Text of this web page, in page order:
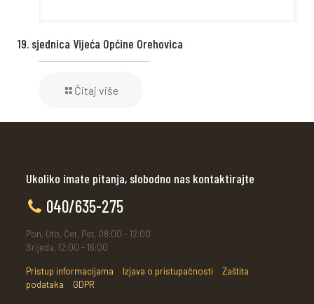
19. sjednica Vijeća Općine Orehovica
Čitaj više
Ukoliko imate pitanja, slobodno nas kontaktirajte
040/635-275
Pon, Uto, Čet, Pet, 08:00 - 12:00
Srijeda, 12:00 - 16:00
Pristup informacijama Izjava o pristupačnosti
Zaštita
podataka
GDPR